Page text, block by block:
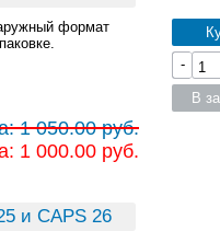
формат
1 050.00 руб.
1 000.00 руб.
-
В
и CAPS 26